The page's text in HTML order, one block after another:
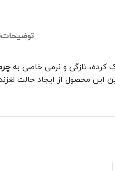
توضیحات
کرده، تازگی و نرمی خاصی به
این محصول از ايجاد حالت